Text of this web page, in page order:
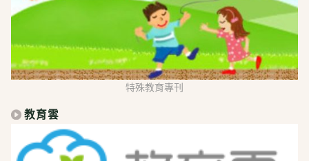
特殊教育專刊
教育雲